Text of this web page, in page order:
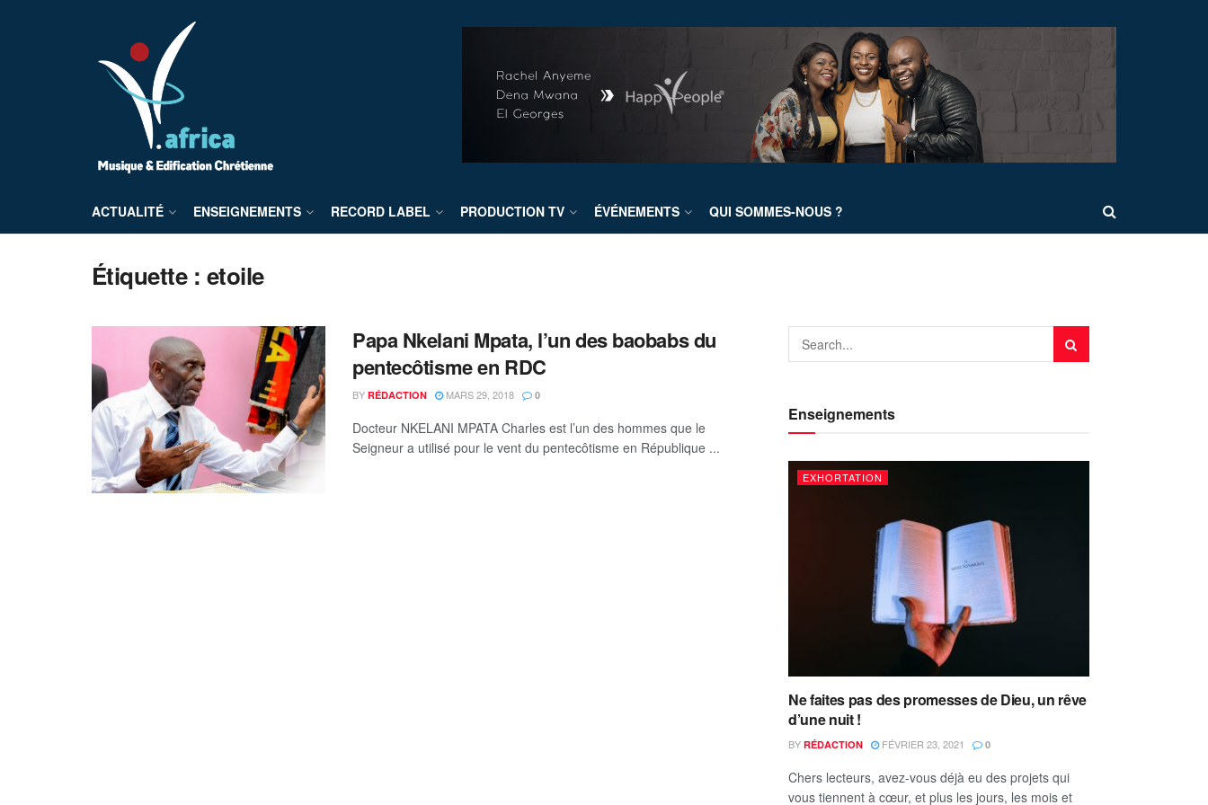
ACTUALITÉ ENSEIGNEMENTS RECORD LABEL PRODUCTION TV ÉVÉNEMENTS QUI SOMMES-NOUS ?
Étiquette : etoile
Papa Nkelani Mpata, l’un des baobabs du
pentecôtisme en RDC
BY RÉDACTION MARS 29, 2018 0
Docteur NKELANI MPATA Charles est l’un des hommes que le
Seigneur a utilisé pour le vent du pentecôtisme en République ...
Enseignements
EXHORTATION
Ne faites pas des promesses de Dieu, un rêve
d’une nuit !
BY RÉDACTION FÉVRIER 23, 2021 0
Chers lecteurs, avez-vous déjà eu des projets qui
vous tiennent à cœur, et plus les jours, les mois et